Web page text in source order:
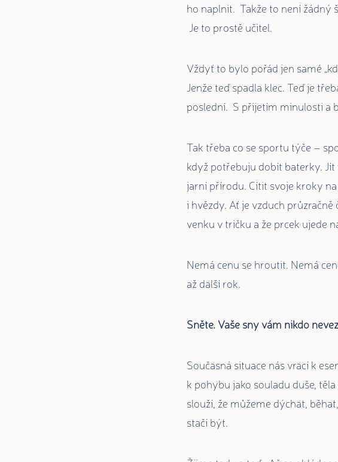
ho naplnit. Takže to není žádný
Je to prostě učitel.
Vždyť to bylo pořád jen samé
Jenže teď spadla klec. Teď je
poslední. S přijetím minulosti a
Tak třeba co se sportu týče –
když potřebuju dobít baterky. Jít
jarní přírodu. Cítit svoje kroky
i hvězdy. Ať je vzduch
venku v tričku a že prcek ujede
Nemá cenu se hroutit. Nemá
až další rok.
Sněte. Vaše sny vám nikdo
Současná situace nás vrací k
k pohybu jako souladu duše,
slouží, že můžeme dýchat,
stačí být.